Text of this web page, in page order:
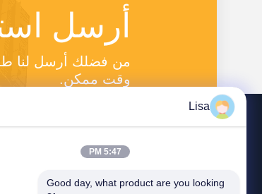
أرسل
وقت ممكن.
Lisa
5:47 PM
Good day, what product are you looking